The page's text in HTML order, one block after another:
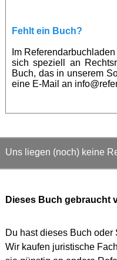
Fehlt ein Buch?
Im
sich speziell an
Buch, das in unserem
eine E-Mail an
Uns liegen (noch) keine
Dieses Buch gebraucht
Du hast dieses Buch
Wir kaufen juristische